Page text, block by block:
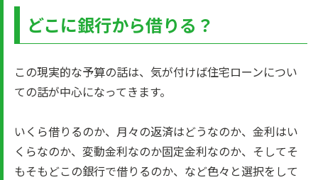
どこに銀行から借りる？
この現実的な予算の話は、気が付けば住宅ローンについ
ての話が中心になってきます。
いくら借りるのか、月々の返済はどうなのか、金利はい
くらなのか、変動金利なのか固定金利なのか、そしてそ
もそもどこの銀行で借りるのか、など色々と選択をして